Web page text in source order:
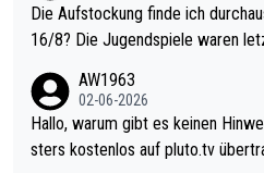
Die Aufstockung finde ich
16/8? Die Jugendspiele waren letztes Jahr durchaus sehr kurz
Allerdings ist Mitchell Lawrie als Nummer 1 der Welt eh qualifi
ziert. Somit ändert die
sters erstmal nichts. Ich denke sie wollen damit für nächstes J
AW1963
02-06-2026
Hallo, warum gibt es keinen Hinweis, dass die Nordic Darts Ma
sters kostenlos auf pluto.tv